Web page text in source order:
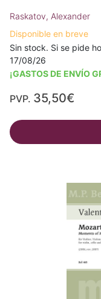
Raskatov, Alexander
Disponible en breve
Sin stock. Si se pide
17/08/26
¡GASTOS DE ENVÍO
PVP. 35,50€